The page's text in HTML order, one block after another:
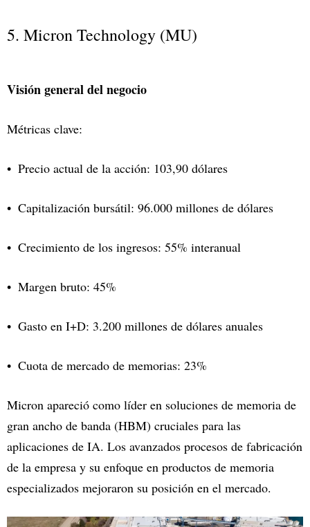
5. Micron Technology (MU)
Visión general del negocio
Métricas clave:
Precio actual de la acción: 103,90 dólares
Capitalización bursátil: 96.000 millones de dólares
Crecimiento de los ingresos: 55% interanual
Margen bruto: 45%
Gasto en I+D: 3.200 millones de dólares anuales
Cuota de mercado de memorias: 23%
Micron apareció como líder en soluciones de memoria de
gran ancho de banda (HBM) cruciales para las
aplicaciones de IA. Los avanzados procesos de fabricación
de la empresa y su enfoque en productos de memoria
especializados mejoraron su posición en el mercado.